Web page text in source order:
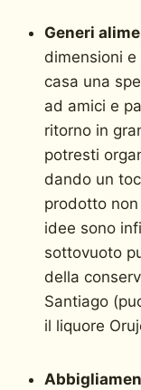
Generi
dimensioni
casa una
ad amici e
ritorno in
potresti
dando un
prodotto
idee sono
sottovuoto
della
Santiago
il liquore